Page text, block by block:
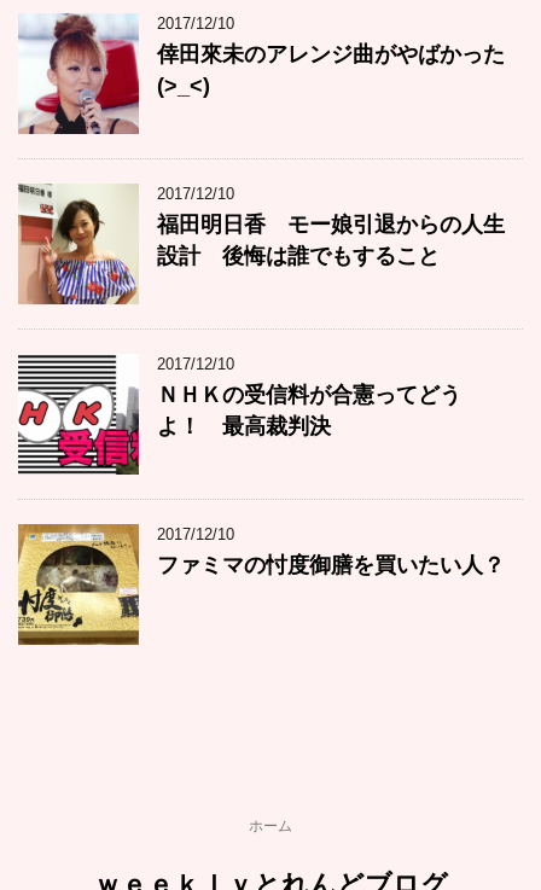
2017/12/10
倖田來未のアレンジ曲がやばかった
(>_<)
2017/12/10
福田明日香 モー娘引退からの人生
設計 後悔は誰でもすること
2017/12/10
ＮＨＫの受信料が合憲ってどう
よ！ 最高裁判決
2017/12/10
ファミマの忖度御膳を買いたい人？
ホーム